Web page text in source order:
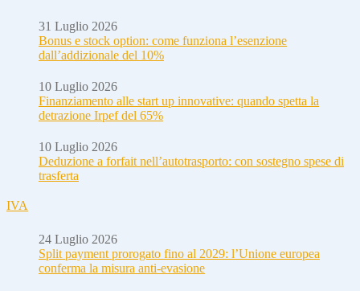
31 Luglio 2026
Bonus e stock option: come funziona l’esenzione
dall’addizionale del 10%
10 Luglio 2026
Finanziamento alle start up innovative: quando spetta la
detrazione Irpef del 65%
10 Luglio 2026
Deduzione a forfait nell’autotrasporto: con sostegno spese di
trasferta
IVA
24 Luglio 2026
Split payment prorogato fino al 2029: l’Unione europea
conferma la misura anti-evasione